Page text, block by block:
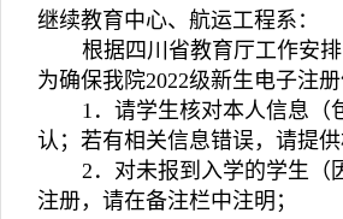
继续教育中心、航运工程系：
根据四川省教育厅工作安
为确保我院2022级新生电子注
1．请学生核对本人信息（
认；若有相关信息错误，请提
2．对未报到入学的学生（
注册，请在备注栏中注明；